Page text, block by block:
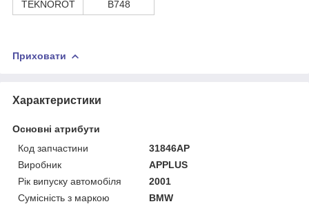
TEKNOROT
B748
Приховати
Характеристики
Основні атрибути
Код запчастини
31846AP
Виробник
APPLUS
Рік випуску автомобіля
2001
Сумісність з маркою
BMW